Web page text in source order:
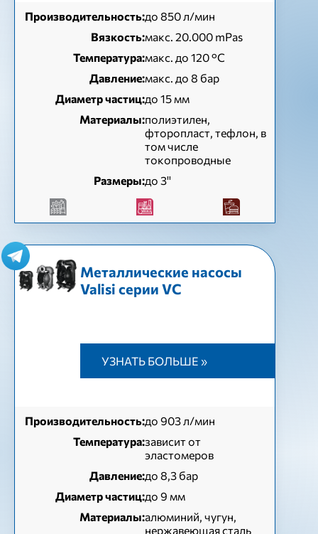
Производительность:до 850 л/мин
Вязкость:макс. 20.000 mPas
Температура:макс. до 120 °С
Давление:макс. до 8 бар
Диаметр частиц:до 15 мм
Материалы:полиэтилен,
фторопласт, тефлон, в
том числе
токопроводные
Размеры:до 3''
Металлические насосы
Valisi серии VC
УЗНАТЬ БОЛЬШЕ »
Производительность:до 903 л/мин
Температура:зависит от
эластомеров
Давление:до 8,3 бар
Диаметр частиц:до 9 мм
Материалы:алюминий, чугун,
нержавеющая сталь